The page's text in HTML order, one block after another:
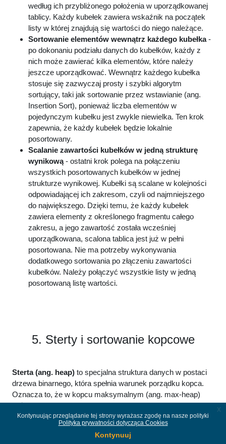
Kontynuując przeglądanie tej strony wyrażasz zgodę na nasze polityki
Polityka prywatności dotycząca Cookies
Kontynuuj
x
według ich przybliżonego położenia w uporządkowanej
tablicy. Każdy kubełek zawiera wskaźnik na początek
listy w której znajdują się wartości do niego należące.
Sortowanie elementów wewnątrz każdego kubełka-
po dokonaniu podziału danych do kubełków, każdy z
nich może zawierać kilka elementów, które należy
jeszcze uporządkować. Wewnątrz każdego kubełka
stosuje się zazwyczaj prosty i szybki algorytm
sortujący, taki jak sortowanie przez wstawianie (ang.
Insertion Sort), ponieważ liczba elementów w
pojedynczym kubełku jest zwykle niewielka. Ten krok
zapewnia, że każdy kubełek będzie lokalnie
posortowany.
Scalanie zawartości kubełków w jedną strukturę
wynikową- ostatni krok polega na połączeniu
wszystkich posortowanych kubełków w jednej
strukturze wynikowej. Kubełki są scalane w kolejności
odpowiadającej ich zakresom, czyli od najmniejszego
do największego. Dzięki temu, że każdy kubełek
zawiera elementy z określonego fragmentu całego
zakresu, a jego zawartość została wcześniej
uporządkowana, scalona tablica jest już w pełni
posortowana. Nie ma potrzeby wykonywania
dodatkowego sortowania po złączeniu zawartości
kubełków. Należy połączyć wszystkie listy w jedną
posortowaną listę wartości.
5. Sterty i sortowanie kopcowe
Sterta (ang. heap) to specjalna struktura danych w postaci
drzewa binarnego, która spełnia warunek porządku kopca.
Oznacza to, że w kopcu maksymalnym (ang. max-heap)
każdy rodzic ma wartość większą lub równą swoim
dzieciom, natomiast w kopcu minimalnym (ang. min-heap)
każdy rodzic ma wartość mniejszą lub równą swoim
dzieciom. Dzięki tej właściwości sterta pozwala w bardzo